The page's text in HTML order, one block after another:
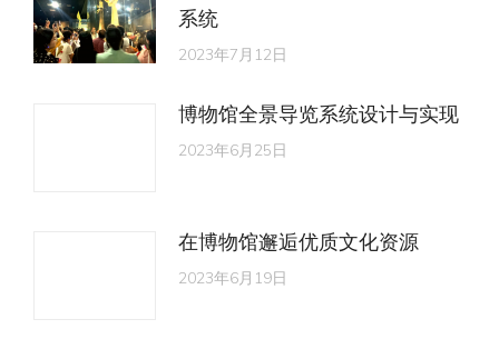
系统
2023年7月12日
博物馆全景导览系统设计与实现
2023年6月25日
在博物馆邂逅优质文化资源
2023年6月19日